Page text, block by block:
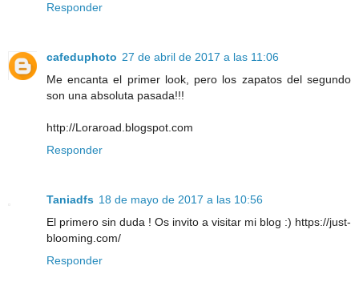
Responder
cafeduphoto 27 de abril de 2017 a las 11:06
Me encanta el primer look, pero los zapatos del segundo
son una absoluta pasada!!!
http://Loraroad.blogspot.com
Responder
Taniadfs 18 de mayo de 2017 a las 10:56
El primero sin duda ! Os invito a visitar mi blog :) https://just-
blooming.com/
Responder